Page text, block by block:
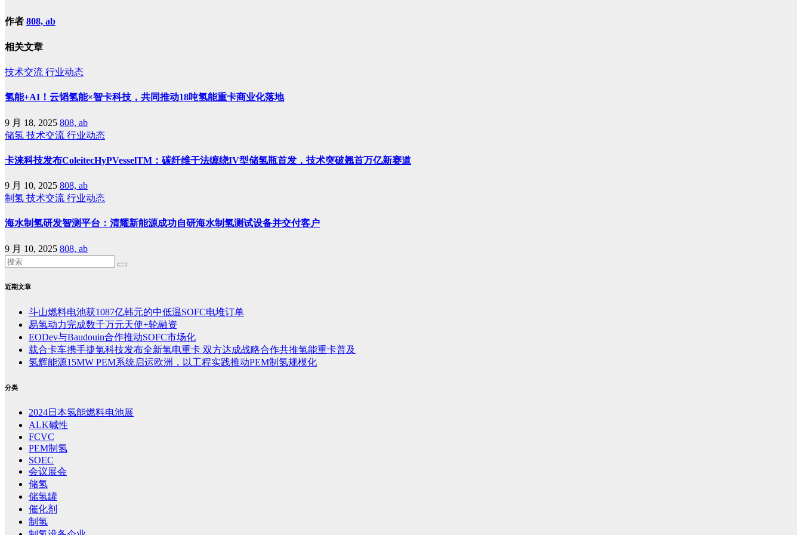
作者 808, ab
相关文章
技术交流 行业动态
氢能+AI！云韬氢能×智卡科技，共同推动18吨氢能重卡商业化落地
9 月 18, 2025 808, ab
储氢 技术交流 行业动态
卡涞科技发布ColeitecHyPVesselTM：碳纤维干法缠绕IV型储氢瓶首发，技术突破翘首万亿新赛道
9 月 10, 2025 808, ab
制氢 技术交流 行业动态
海水制氢研发智测平台：清耀新能源成功自研海水制氢测试设备并交付客户
9 月 10, 2025 808, ab
近期文章
斗山燃料电池获1087亿韩元的中低温SOFC电堆订单
易氢动力完成数千万元天使+轮融资
EODev与Baudouin合作推动SOFC市场化
载合卡车携手捷氢科技发布全新氢电重卡 双方达成战略合作共推氢能重卡普及
氢辉能源15MW PEM系统启运欧洲，以工程实践推动PEM制氢规模化
分类
2024日本氢能燃料电池展
ALK碱性
FCVC
PEM制氢
SOEC
会议展会
储氢
储氢罐
催化剂
制氢